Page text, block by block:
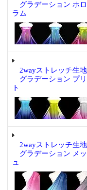
グラデーション ホ
ラム
2wayストレッチ生地
グラデーション プ
ト
2wayストレッチ生地
グラデーション メ
ュ